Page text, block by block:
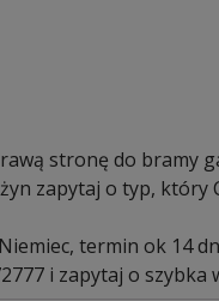
stronę do bramy
zapytaj o typ, który
termin ok 14
i zapytaj o szybka